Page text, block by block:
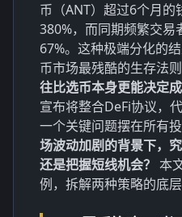
币（ANT）超过6个月的
380%，而同期频繁交易
67%。这种极端分化的
币市场最残酷的生存
往比选币本身更能决定
宣布将整合DeFi协议，
一个关键问题摆在所有投
场波动加剧的背景下，
还是把握短线机会？ 本
例，拆解两种策略的底